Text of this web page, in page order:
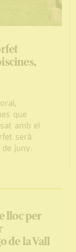
que
amb el
serà
juny.
lloc per
de la Vall